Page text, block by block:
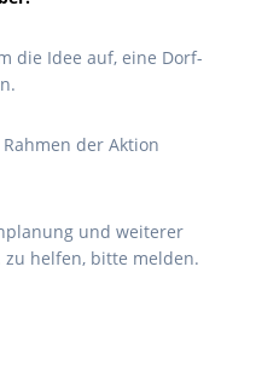
die Idee auf, eine Dorf-
der Aktion
und weiterer
zu helfen, bitte melden.